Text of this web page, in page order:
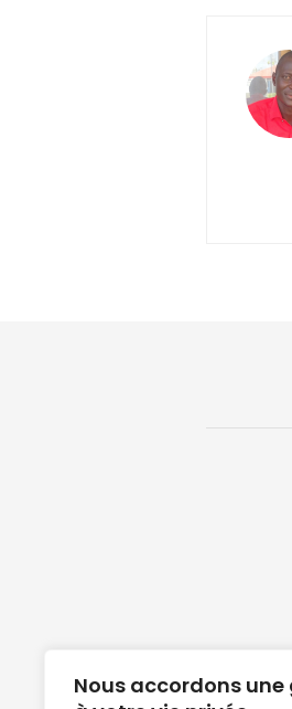
Nous accordons